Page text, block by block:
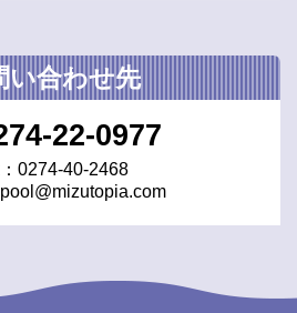
い合わせ先
22-0977
0274-40-2468
pool@mizutopia.com